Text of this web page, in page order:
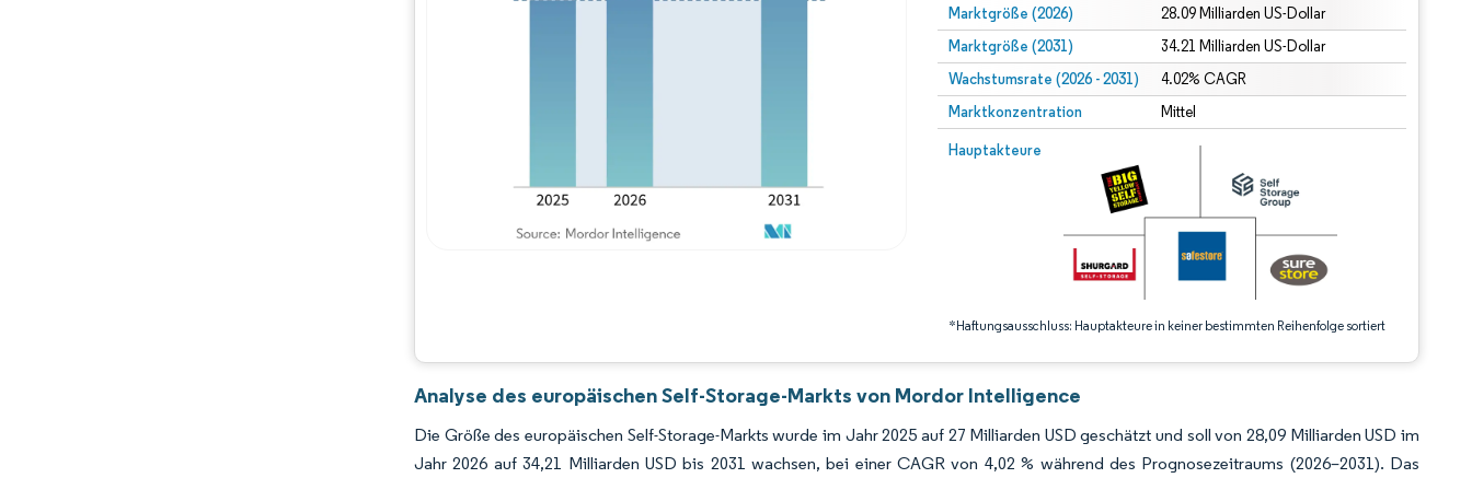
Marktgröße (2026) 28.09 Milliarden US-Dollar
Marktgröße (2031) 34.21 Milliarden US-Dollar
Wachstumsrate (2026 - 2031) 4.02% CAGR
Marktkonzentration Mittel
Hauptakteure
*Haftungsausschluss: Hauptakteure in keiner bestimmten Reihenfolge sortiert
Bild © Mordor Intelligence. Wiederverwendung erfordert Namensnennung gemäß CC BY 4.0.
Bild © Mordor Intelligence. Wiederverwendung erfordert Namensnennung gemäß CC BY 4.0.
Analyse des europäischen Self-Storage-Markts von Mordor Intelligence
Die Größe des europäischen Self-Storage-Markts wurde im Jahr 2025 auf 27 Milliarden USD geschätzt und soll von 28,09 Milliarden USD im
Jahr 2026 auf 34,21 Milliarden USD bis 2031 wachsen, bei einer CAGR von 4,02 % während des Prognosezeitraums (2026–2031). Das